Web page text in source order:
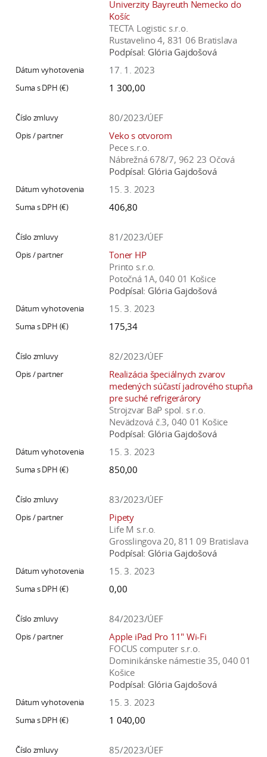
Univerzity Bayreuth Nemecko do
Košíc
TECTA Logistic s.r.o.
Rustavelino 4, 831 06 Bratislava
Podpísal: Glória Gajdošová
17. 1. 2023
1 300,00
80/2023/ÚEF
Veko s otvorom
Pece s.r.o.
Nábrežná 678/7, 962 23 Očová
Podpísal: Glória Gajdošová
15. 3. 2023
406,80
81/2023/ÚEF
Toner HP
Printo s.r.o.
Potočná 1A, 040 01 Košice
Podpísal: Glória Gajdošová
15. 3. 2023
175,34
82/2023/ÚEF
Realizácia špeciálnych zvarov
medených súčastí jadrového stupňa
pre suché refrigerárory
Strojzvar BaP spol. s r.o.
Nevädzová č.3, 040 01 Košice
Podpísal: Glória Gajdošová
15. 3. 2023
850,00
83/2023/ÚEF
Pipety
Life M s.r.o.
Grosslingova 20, 811 09 Bratislava
Podpísal: Glória Gajdošová
15. 3. 2023
0,00
84/2023/ÚEF
Apple iPad Pro 11" Wi-Fi
FOCUS computer s.r.o.
Dominikánske námestie 35, 040 01
Košice
Podpísal: Glória Gajdošová
15. 3. 2023
1 040,00
85/2023/ÚEF